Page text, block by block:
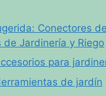
Conectores
de Jardinería y Riego
para
de jardín